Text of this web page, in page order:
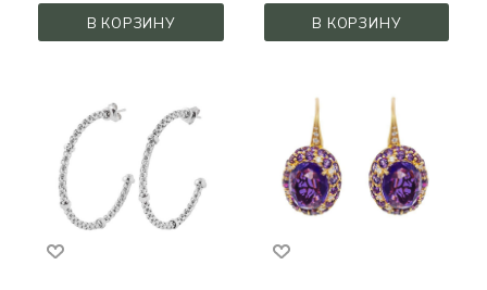
В КОРЗИНУ В КОРЗИНУ